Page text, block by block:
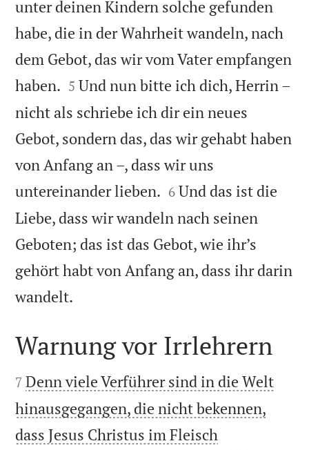
unter deinen Kindern solche gefunden
habe, die in der Wahrheit wandeln, nach
dem Gebot, das wir vom Vater empfangen
haben. 

5 Und nun bitte ich dich, Herrin –
nicht als schriebe ich dir ein neues
Gebot, sondern das, das wir gehabt haben
von Anfang an –, dass wir uns
untereinander lieben. 

6 Und das ist die
Liebe, dass wir wandeln nach seinen
Geboten; das ist das Gebot, wie ihr’s
gehört habt von Anfang an, dass ihr darin
wandelt.

Warnung vor Irrlehrern

7 Denn viele Verführer sind in die Welt
hinausgegangen, die nicht bekennen,
dass Jesus Christus im Fleisch